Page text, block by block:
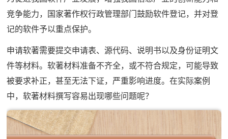
竞争能力，国家著作权行政管理部门鼓励软件登记，并对登
记的软件予以重点保护。
申请软著需要提交申请表、源代码、说明书以及身份证明文
件等材料。软著材料准备不齐全，或不符合规定，可能导致
被要求补正，甚至无法下证，严重影响进度。在实际案例
中，软著材料撰写容易出现哪些问题呢？